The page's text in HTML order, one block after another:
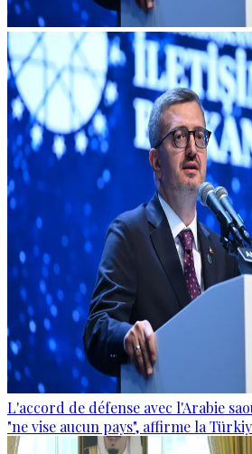
L'accord de défense avec l'Arabie
"ne vise aucun pays", affirme la